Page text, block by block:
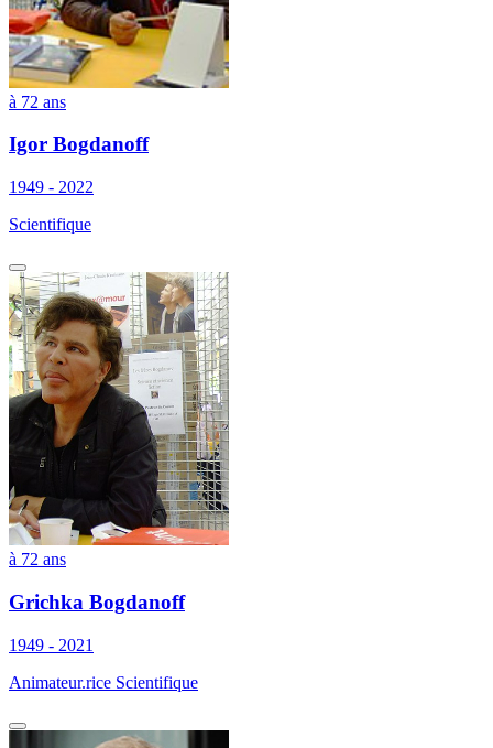
à 72 ans
Igor Bogdanoff
1949 - 2022
Scientifique
à 72 ans
Grichka Bogdanoff
1949 - 2021
Animateur.rice Scientifique